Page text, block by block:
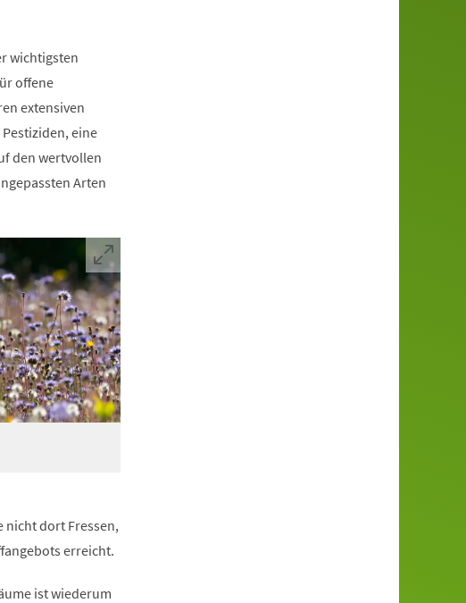
wichtigsten
offene
extensiven
eine
den wertvollen
Arten
nicht dort Fressen,
erreicht.
ist wiederum